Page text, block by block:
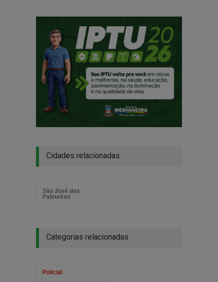
Cidades relacionadas
São José das
Palmeiras
Categorias relacionadas
Policial